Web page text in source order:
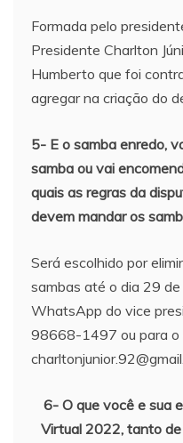
Formada pelo
Presidente Charlton
Humberto que foi
agregar na criação do
5- E o samba enredo,
samba ou vai
quais as regras da
devem mandar os
Será escolhido por
sambas até o dia 29
WhatsApp do vice
98668-1497 ou para o
6- O que você e sua
Virtual 2022, tanto